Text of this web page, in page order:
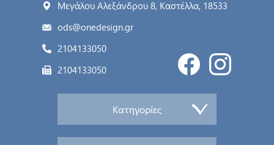
Μεγάλου Αλεξάνδρου 8, Καστέλλα, 18533
ods@onedesign.gr
2104133050
2104133050
Κατηγορίες